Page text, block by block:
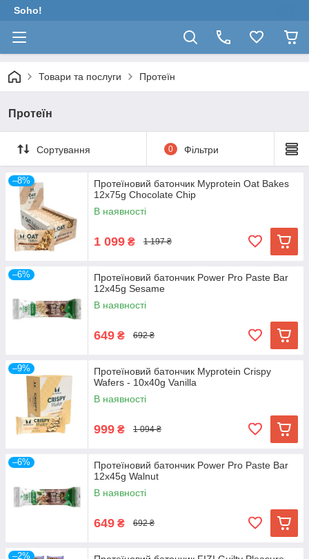
Soho!
Товари та послуги Протеїн
Протеїн
Сортування 0 Фільтри
–8%
Протеїновий батончик Myprotein Oat Bakes
12x75g Chocolate Chip
В наявності
1 099 ₴ 1 197 ₴
–6%
Протеїновий батончик Power Pro Paste Bar
12x45g Sesame
В наявності
649 ₴ 692 ₴
–9%
Протеїновий батончик Myprotein Crispy
Wafers - 10x40g Vanilla
В наявності
999 ₴ 1 094 ₴
–6%
Протеїновий батончик Power Pro Paste Bar
12x45g Walnut
В наявності
649 ₴ 692 ₴
–2%